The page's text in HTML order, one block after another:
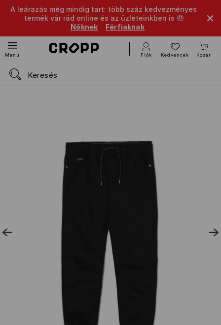
A leárazás még mindig tart: több száz kedvezményes
termék vár rád online és az üzleteinkben is 🤑
Nőknek
Férfiaknak
Menü Fiók Kedvencek Kosár